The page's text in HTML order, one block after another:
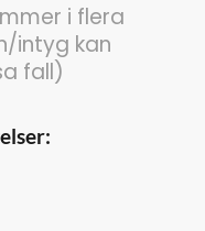
i flera
intyg kan
fall)